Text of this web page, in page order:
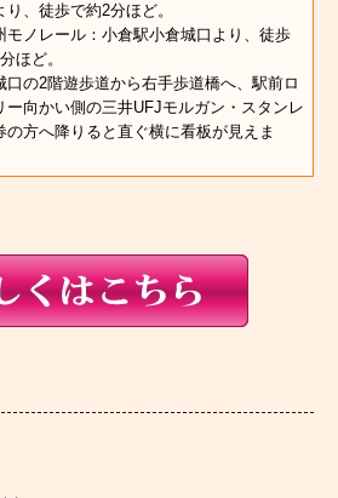
り、徒歩で約2分ほど。
モノレール：小倉駅小倉城口より、徒歩
ほど。
口の2階遊歩道から右手歩道橋へ、駅前ロ
ー向かい側の三井UFJモルガン・スタンレ
の方へ降りると直ぐ横に看板が見えま